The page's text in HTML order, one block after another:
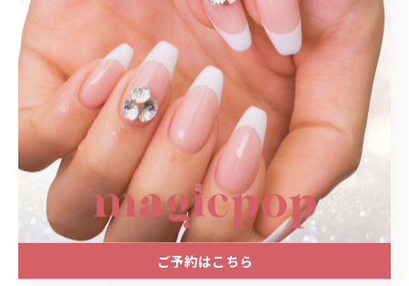
#名古屋市西区 #国際センター
#結婚式
#同窓会
#ワンカラー #ラメネイル
カテゴリー Categories
全てのカテゴリー
プライベートサロン
大人ご予約はこちら